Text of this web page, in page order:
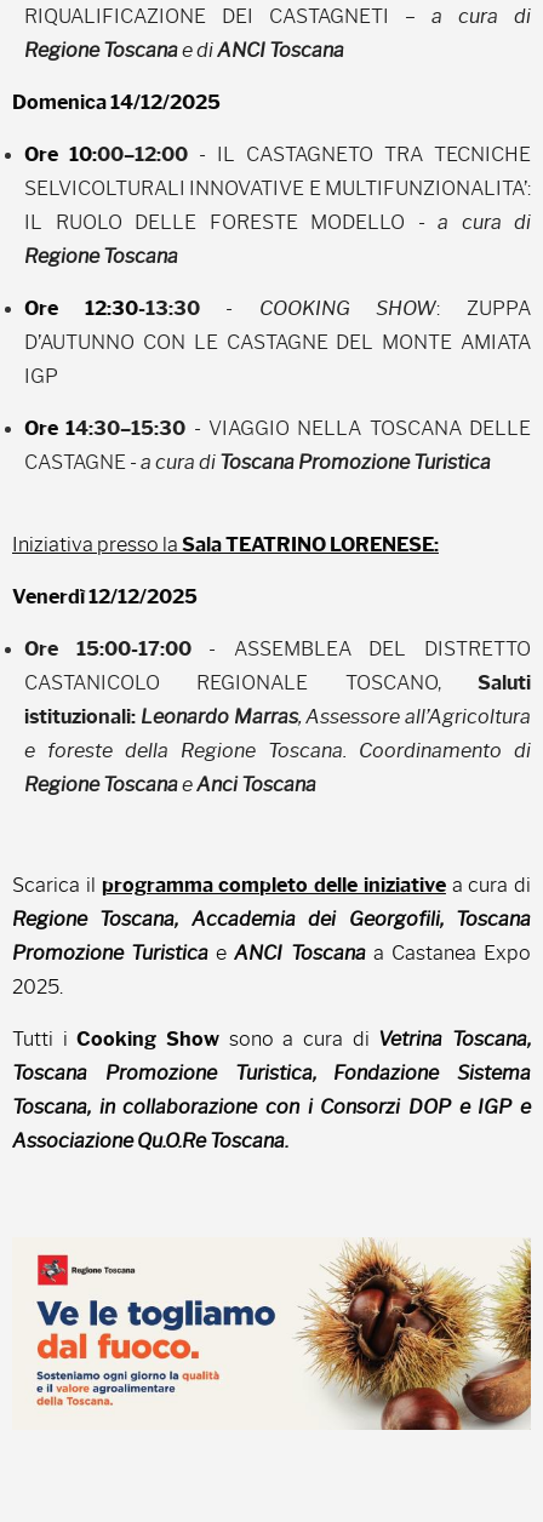
RIQUALIFICAZIONE DEI CASTAGNETI
– a cura di
Regione Toscanae diANCI Toscana
Domenica 14/12/2025
Ore 10:00–12:00 - IL CASTAGNETO TRA TECNICHE
SELVICOLTURALI INNOVATIVE E MULTIFUNZIONALITA’:
IL RUOLO DELLE FORESTE MODELLO - a cura di
Regione Toscana
Ore 12:30-13:30 - COOKING SHOW: ZUPPA
D’AUTUNNO CON LE CASTAGNE DEL MONTE AMIATA
IGP
Ore 14:30–15:30 - VIAGGIO NELLA TOSCANA DELLE
CASTAGNE - a cura di Toscana Promozione Turistica
Iniziativa presso la Sala TEATRINO LORENESE:
Venerdì 12/12/2025
Ore 15:00-17:00 - ASSEMBLEA DEL DISTRETTO
CASTANICOLO REGIONALE TOSCANO,Saluti
istituzionali: Leonardo Marras, Assessore all’Agricoltura
e foreste della Regione Toscana. Coordinamento di
Regione ToscanaeAnci Toscana
Scarica il programma completo delle iniziative a cura di
Regione Toscana, Accademia dei Georgofili, Toscana
Promozione Turistica eANCI Toscana a Castanea Expo
2025.
Tutti iCooking Show sono a cura di Vetrina Toscana,
Toscana Promozione Turistica, Fondazione Sistema
Toscana, in collaborazione con i Consorzi DOP e IGP e
Associazione Qu.O.Re Toscana.